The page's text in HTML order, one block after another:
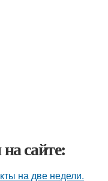
сайте:
на две недели.